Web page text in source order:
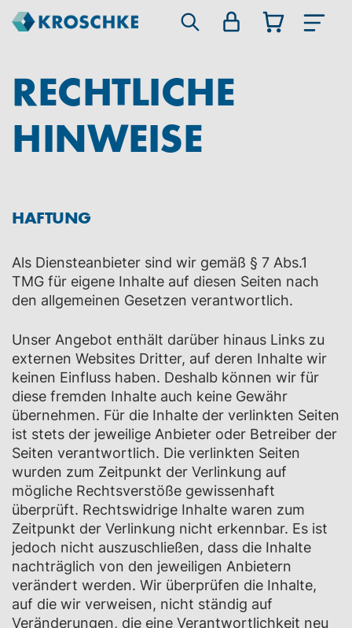
RECHTLICHE
HINWEISE
HAFTUNG
Als Diensteanbieter sind wir gemäß § 7 Abs.1
TMG für eigene Inhalte auf diesen Seiten nach
den allgemeinen Gesetzen verantwortlich.
Unser Angebot enthält darüber hinaus Links zu
externen Websites Dritter, auf deren Inhalte wir
keinen Einfluss haben. Deshalb können wir für
diese fremden Inhalte auch keine Gewähr
übernehmen. Für die Inhalte der verlinkten Seiten
ist stets der jeweilige Anbieter oder Betreiber der
Seiten verantwortlich. Die verlinkten Seiten
wurden zum Zeitpunkt der Verlinkung auf
mögliche Rechtsverstöße gewissenhaft
überprüft. Rechtswidrige Inhalte waren zum
Zeitpunkt der Verlinkung nicht erkennbar. Es ist
jedoch nicht auszuschließen, dass die Inhalte
nachträglich von den jeweiligen Anbietern
verändert werden. Wir überprüfen die Inhalte,
auf die wir verweisen, nicht ständig auf
Veränderungen, die eine Verantwortlichkeit neu